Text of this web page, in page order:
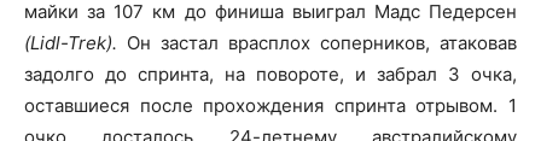
майки за 107 км до финиша выиграл Мадс Педерсен
(Lidl-Trek). Он застал врасплох соперников, атаковав
задолго до спринта, на повороте, и забрал 3 очка,
оставшиеся после прохождения спринта отрывом. 1